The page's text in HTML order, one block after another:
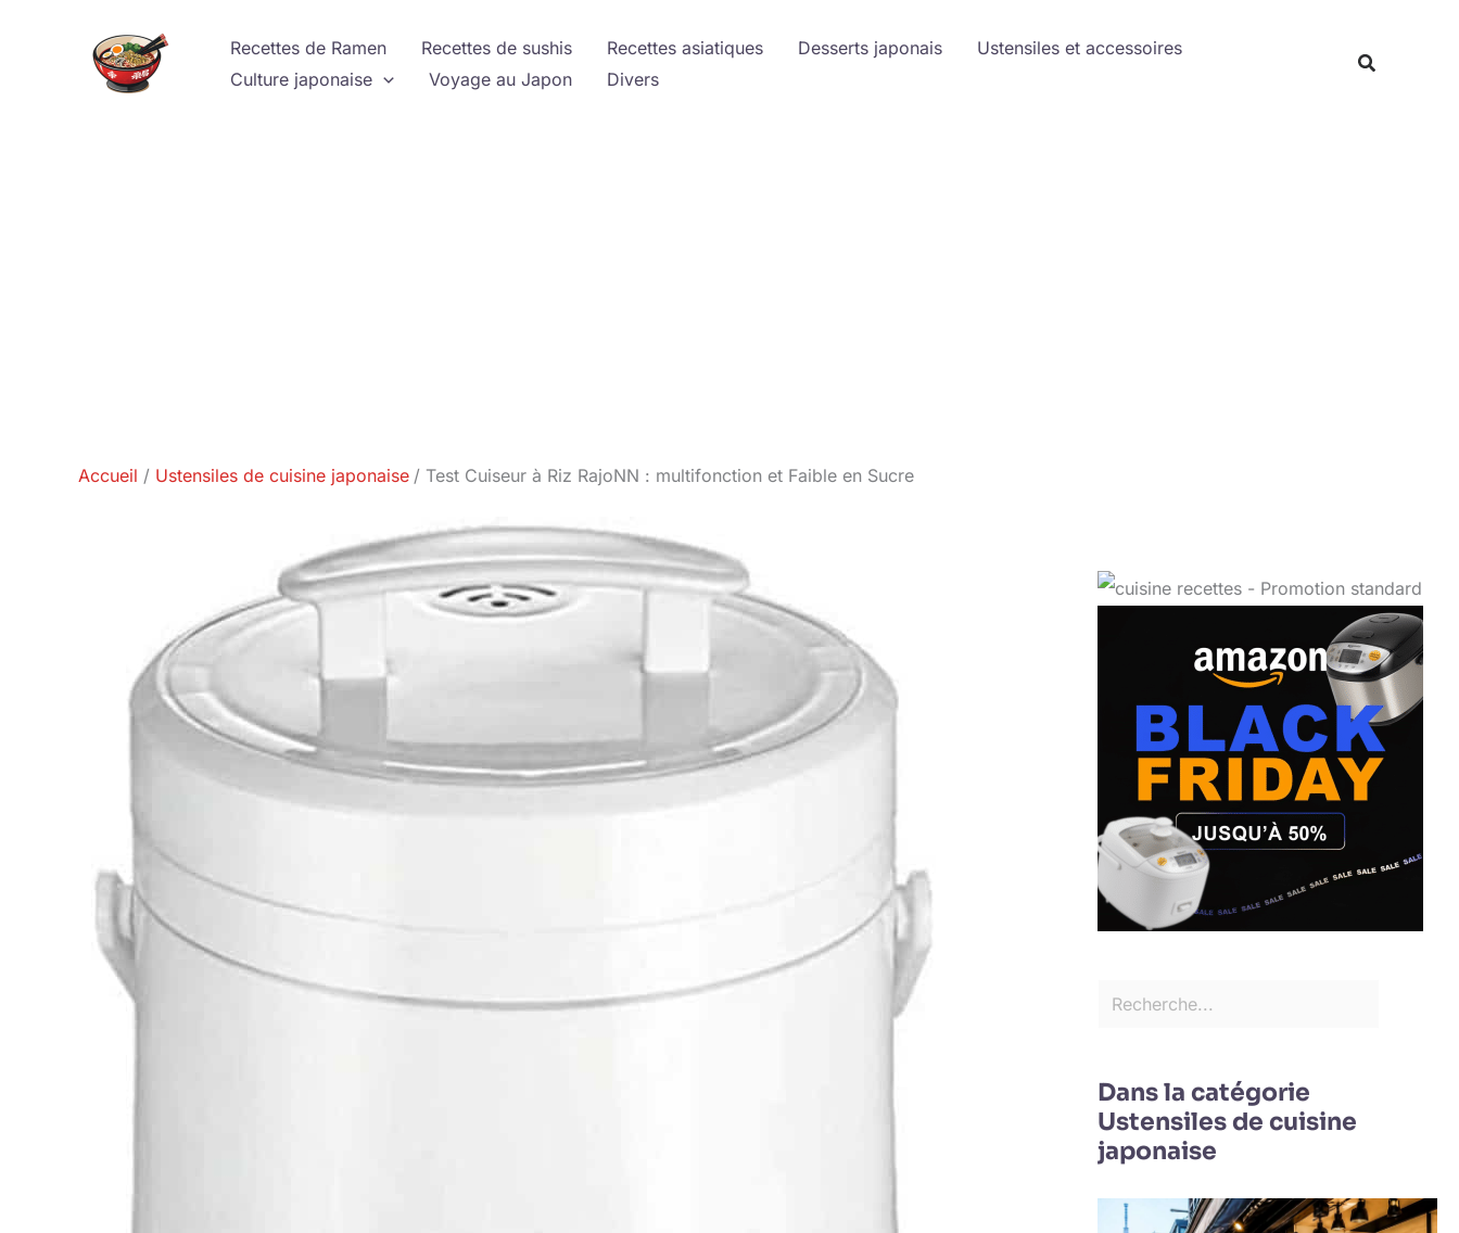
Recettes de Ramen Recettes de sushis Recettes asiatiques Desserts japonais
Ustensiles et accessoires
Culture japonaise
Voyage au Japon Divers
Accueil Ustensiles de cuisine japonaise Test Cuiseur à Riz RajoNN : multifonction et Faible en Sucre
Dans la catégorie
Ustensiles de cuisine
japonaise